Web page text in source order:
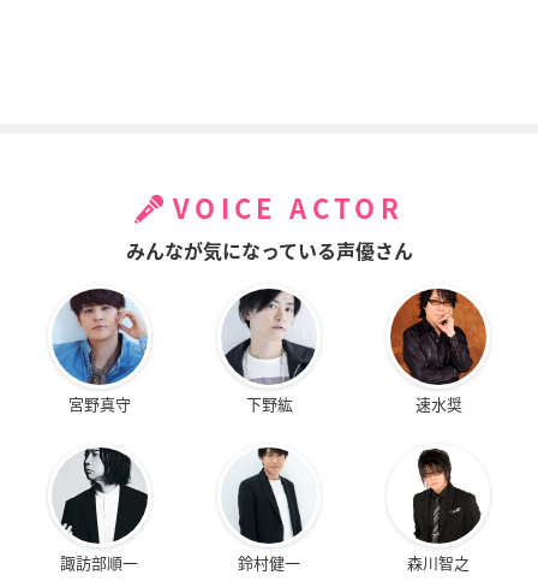
VOICE ACTOR
みんなが気になっている声優さん
宮野真守 下野紘 速水奨
諏訪部順一 鈴村健一 森川智之